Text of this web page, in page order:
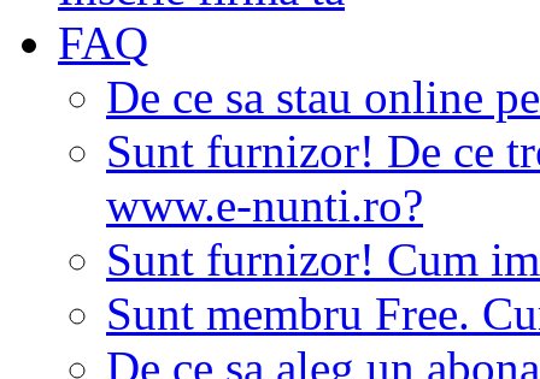
FAQ
De ce sa stau online
Sunt furnizor! De ce
www.e-nunti.ro?
Sunt furnizor! Cum
Sunt membru Free.
De ce sa aleg un